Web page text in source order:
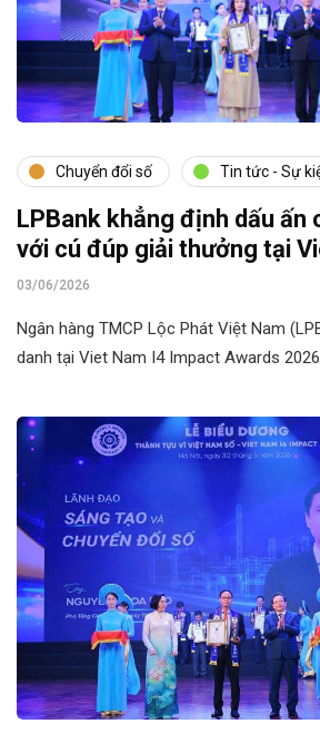
Chuyển đổi số Tin tức - Sự
LPBank khẳng định dấu ấn
với cú đúp giải thưởng tại
Impact Awards 2026
03/06/2026
Ngân hàng TMCP Lộc Phát Việt Nam
danh tại Viet Nam I4 Impact Awards